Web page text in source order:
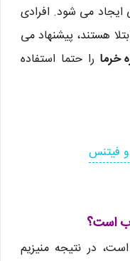
می شود. افرادی
هستند، پیشنهاد می
خرما را حتما استفاده
فیتنس
است؟
در نتیجه منیزیم